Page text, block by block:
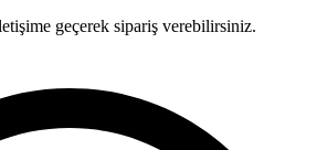
geçerek sipariş verebilirsiniz.